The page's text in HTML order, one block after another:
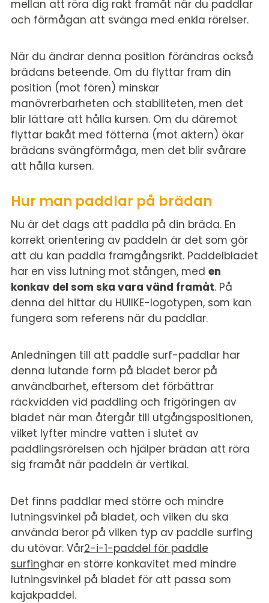
mellan att röra dig rakt framåt när du paddlar
och förmågan att svänga med enkla rörelser.
När du ändrar denna position förändras också
brädans beteende. Om du flyttar fram din
position (mot fören) minskar
manövrerbarheten och stabiliteten, men det
blir lättare att hålla kursen. Om du däremot
flyttar bakåt med fötterna (mot aktern) ökar
brädans svängförmåga, men det blir svårare
att hålla kursen.
Hur man paddlar på brädan
Nu är det dags att paddla på din bräda. En
korrekt orientering av paddeln är det som gör
att du kan paddla framgångsrikt. Paddelbladet
har en viss lutning mot stången, med en
konkav del som ska vara vänd framåt. På
denna del hittar du HUIIKE-logotypen, som kan
fungera som referens när du paddlar.
Anledningen till att paddle surf-paddlar har
denna lutande form på bladet beror på
användbarhet, eftersom det förbättrar
räckvidden vid paddling och frigöringen av
bladet när man återgår till utgångspositionen,
vilket lyfter mindre vatten i slutet av
paddlingsrörelsen och hjälper brädan att röra
sig framåt när paddeln är vertikal.
Det finns paddlar med större och mindre
lutningsvinkel på bladet, och vilken du ska
använda beror på vilken typ av paddle surfing
du utövar. Vår2-i-1-paddel för paddle
surfinghar en större konkavitet med mindre
lutningsvinkel på bladet för att passa som
kajakpaddel.